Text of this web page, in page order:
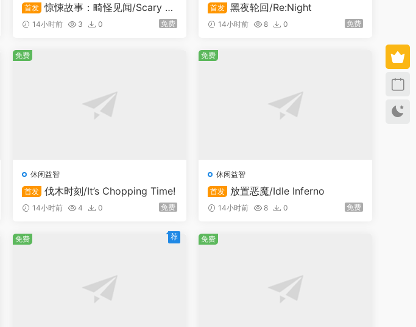
首发 惊悚故事：畸怪见闻/Scary St
ories: Grotesque
14小时前 3 0 免费
首发 黑夜轮回/Re:Night
14小时前 8 0 免费
休闲益智
首发 伐木时刻/It’s Chopping Time!
14小时前 4 0 免费
免费
休闲益智
首发
放置恶魔/Idle Inferno
14小时前 8 0 免费
免费
免费 荐 免费